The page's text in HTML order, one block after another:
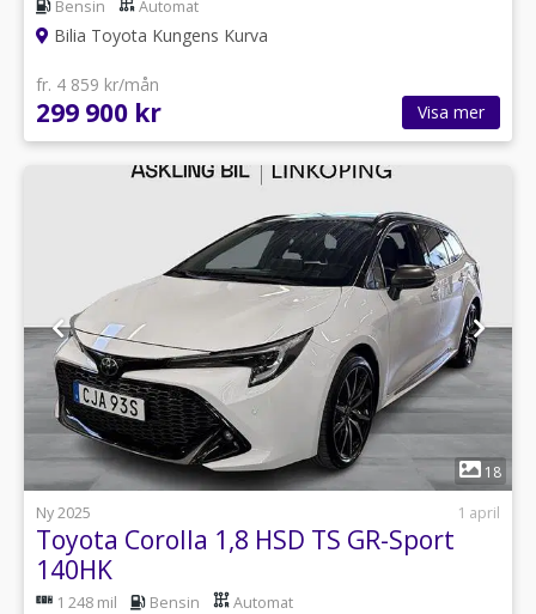
Bensin Automat
Bilia Toyota Kungens Kurva
fr. 4 859 kr/mån
299 900 kr Visa mer
1
18
Ny 2025
1 april
Toyota Corolla 1,8 HSD TS GR-Sport
140HK
1 248 mil Bensin Automat